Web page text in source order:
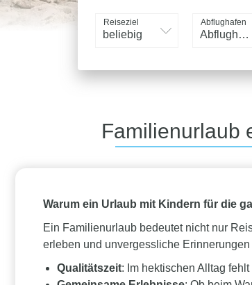
Reiseziel
beliebig
Abflughafen
Abflughafen
Familienurlaub
Warum ein Urlaub mit Kindern für die
Ein Familienurlaub bedeutet nicht nur
erleben und unvergessliche Erinnerungen
Qualitätszeit: Im hektischen Alltag